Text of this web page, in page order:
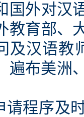
国外对汉
教育部、
及汉语教
遍布美洲
请程序及